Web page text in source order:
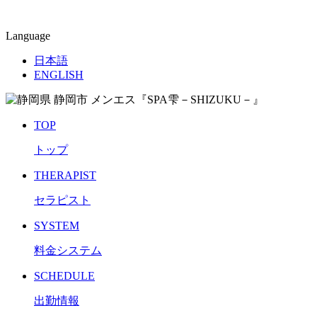
Language
日本語
ENGLISH
TOP
トップ
THERAPIST
セラピスト
SYSTEM
料金システム
SCHEDULE
出勤情報